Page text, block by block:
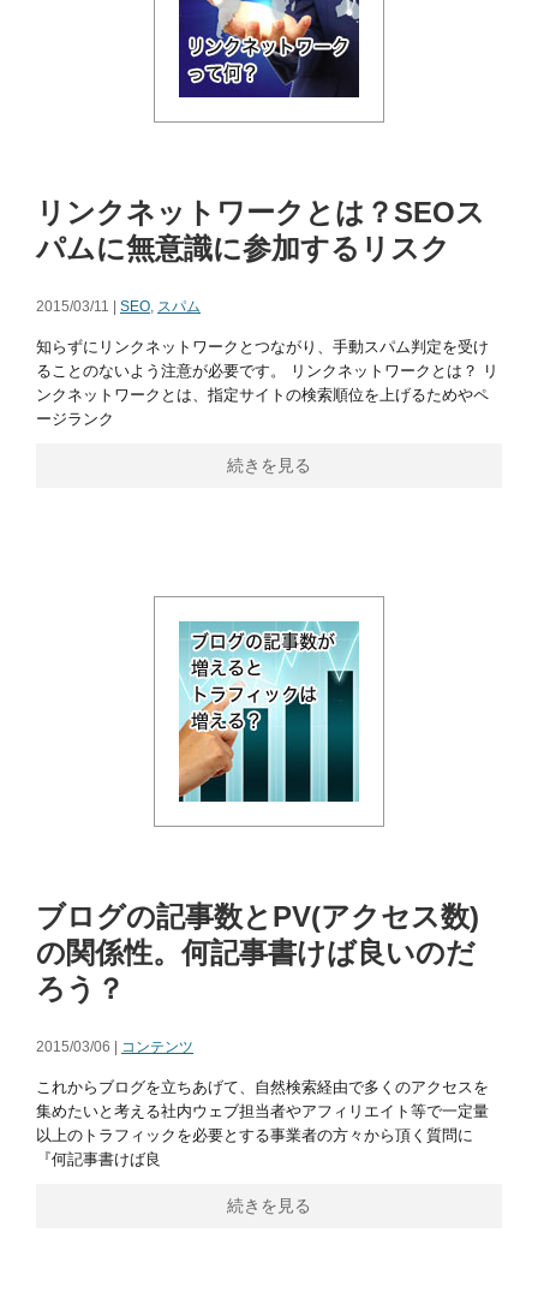
リンクネットワークとは？SEOス
パムに無意識に参加するリスク
2015/03/11 | SEO, スパム
知らずにリンクネットワークとつながり、手動スパム判定を受け
ることのないよう注意が必要です。 リンクネットワークとは？ リ
ンクネットワークとは、指定サイトの検索順位を上げるためやペ
ージランク
続きを見る
ブログの記事数とPV(アクセス数)
の関係性。何記事書けば良いのだ
ろう？
2015/03/06 | コンテンツ
これからブログを立ちあげて、自然検索経由で多くのアクセスを
集めたいと考える社内ウェブ担当者やアフィリエイト等で一定量
以上のトラフィックを必要とする事業者の方々から頂く質問に
『何記事書けば良
続きを見る